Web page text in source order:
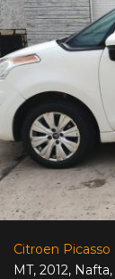
Citroen Picasso
MT, 2012, Nafta,